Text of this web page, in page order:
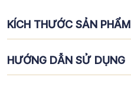
KÍCH THƯỚC SẢN PHẨM
HƯỚNG DẪN SỬ DỤNG